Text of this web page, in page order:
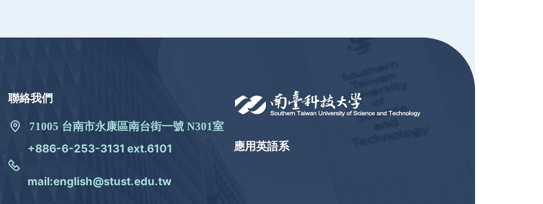
應用英語系
聯絡我們
71005 台南市永康區南台街一號 N301室
+886-6-253-3131 ext.6101
mail:english@stust.edu.tw